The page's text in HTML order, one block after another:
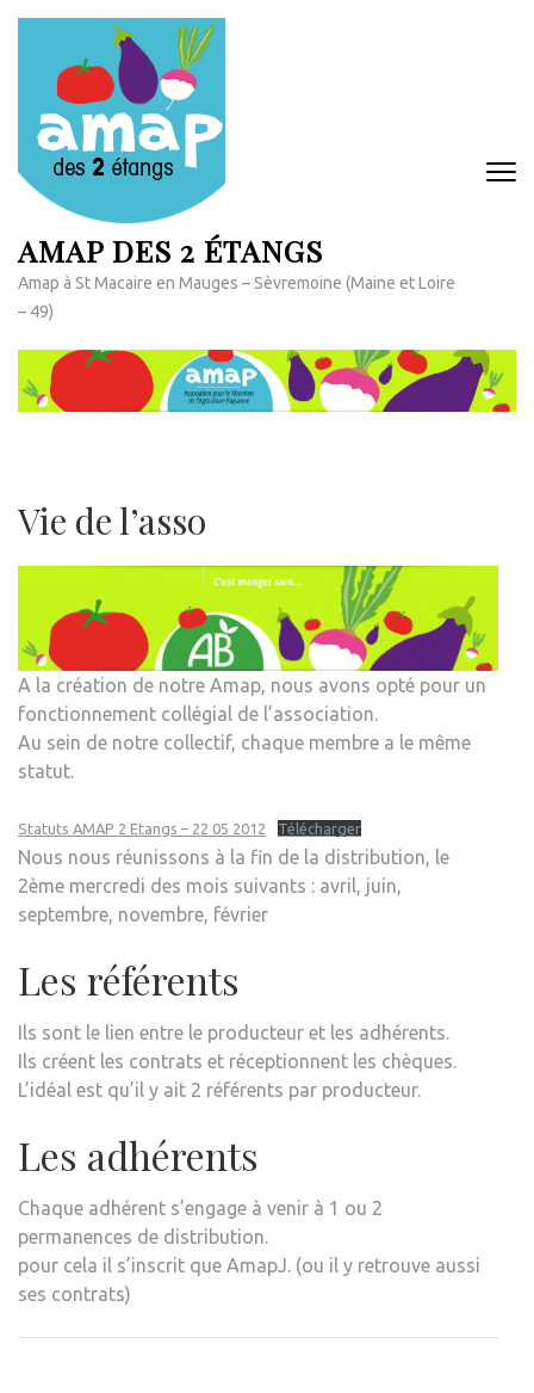
Aller
contenu
(Pressez
Entrée)
AMAP DES 2 ÉTANGS
Amap à St Macaire en Mauges – Sèvremoine (Maine et Loire
– 49)
Vie de l’asso
A la création de notre Amap, nous avons opté pour un
fonctionnement collégial de l’association.
Au sein de notre collectif, chaque membre a le même
statut.
Statuts AMAP 2 Etangs – 22 05 2012 Télécharger
Nous nous réunissons à la fin de la distribution, le
2ème mercredi des mois suivants : avril, juin,
septembre, novembre, février
Les référents
Ils sont le lien entre le producteur et les adhérents.
Ils créent les contrats et réceptionnent les chèques.
L’idéal est qu’il y ait 2 référents par producteur.
Les adhérents
Chaque adhérent s’engage à venir à 1 ou 2
permanences de distribution.
pour cela il s’inscrit que AmapJ. (ou il y retrouve aussi
ses contrats)